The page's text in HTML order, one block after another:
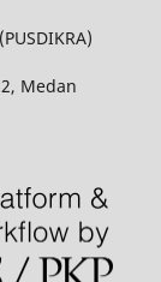
Medan